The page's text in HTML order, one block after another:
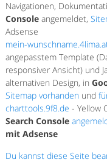
Navigationen,
Console angemeldet,
Adsense
mein-
angepasstem Template
responsiver Ansicht) und
alternativen Design, in
Sitemap vorhanden und
charttools.9f8.de - Yellow
Search Console
mit Adsense
Du kannst diese Seite